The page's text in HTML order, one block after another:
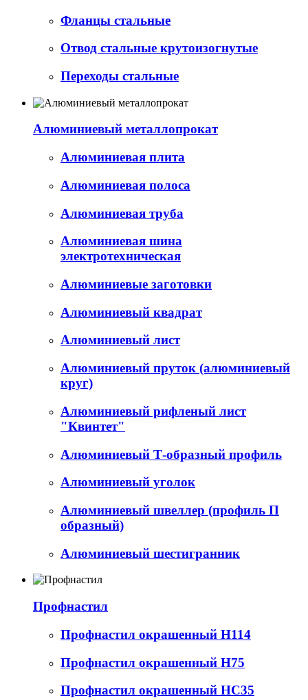
Фланцы стальные
Отвод стальные крутоизогнутые
Переходы стальные
Алюминиевый металлопрокат
Алюминиевая плита
Алюминиевая полоса
Алюминиевая труба
Алюминиевая шина
электротехническая
Алюминиевые заготовки
Алюминиевый квадрат
Алюминиевый лист
Алюминиевый пруток (алюминиевый
круг)
Алюминиевый рифленый лист
"Квинтет"
Алюминиевый Т-образный профиль
Алюминиевый уголок
Алюминиевый швеллер (профиль П
образный)
Алюминиевый шестигранник
Профнастил
Профнастил окрашенный Н114
Профнастил окрашенный Н75
Профнастил окрашенный НС35